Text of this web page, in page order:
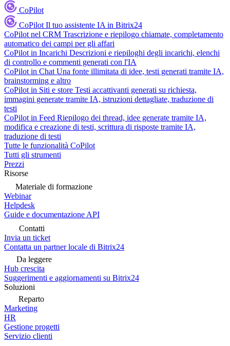
CoPilot
CoPilot Il tuo assistente IA in Bitrix24
CoPilot nel CRM Trascrizione e riepilogo chiamate, completamento
automatico dei campi per gli affari
CoPilot in Incarichi Descrizioni e riepiloghi degli incarichi, elenchi
di controllo e commenti generati con l'IA
CoPilot in Chat Una fonte illimitata di idee, testi generati tramite IA,
brainstorming e altro
CoPilot in Siti e store Testi accattivanti generati su richiesta,
immagini generate tramite IA, istruzioni dettagliate, traduzione di
testi
CoPilot in Feed Riepilogo dei thread, idee generate tramite IA,
modifica e creazione di testi, scrittura di risposte tramite IA,
traduzione di testi
Tutte le funzionalità CoPilot
Tutti gli strumenti
Prezzi
Risorse
Materiale di formazione
Webinar
Helpdesk
Guide e documentazione API
Contatti
Invia un ticket
Contatta un partner locale di Bitrix24
Da leggere
Hub crescita
Suggerimenti e aggiornamenti su Bitrix24
Soluzioni
Reparto
Marketing
HR
Gestione progetti
Servizio clienti